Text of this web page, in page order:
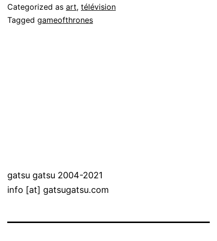
Categorized as art, télévision
Tagged gameofthrones
gatsu gatsu 2004-2021
info [at] gatsugatsu.com